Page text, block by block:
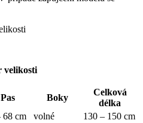
velikosti
Pas Boky
Celková
délka
68 cm volné
130 – 150 cm